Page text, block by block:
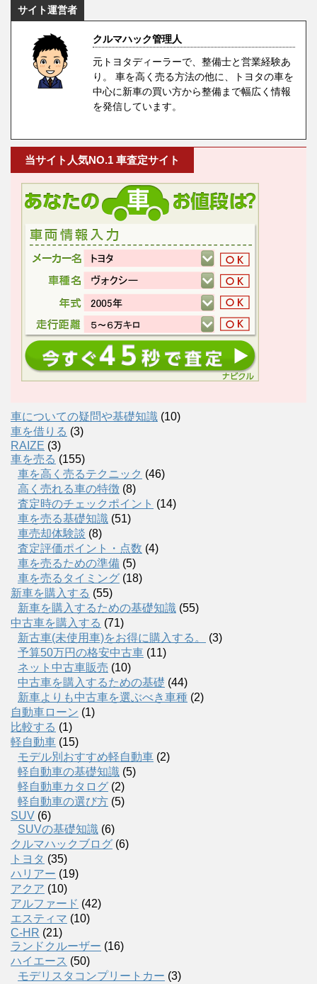
サイト運営者
クルマハック管理人
元トヨタディーラーで、整備士と営業経験あ
り。 車を高く売る方法の他に、トヨタの車を
中心に新車の買い方から整備まで幅広く情報
を発信しています。
当サイト人気NO.1 車査定サイト
車についての疑問や基礎知識 (10)
車を借りる (3)
RAIZE (3)
車を売る (155)
車を高く売るテクニック (46)
高く売れる車の特徴 (8)
査定時のチェックポイント (14)
車を売る基礎知識 (51)
車売却体験談 (8)
査定評価ポイント・点数 (4)
車を売るための準備 (5)
車を売るタイミング (18)
新車を購入する (55)
新車を購入するための基礎知識 (55)
中古車を購入する (71)
新古車(未使用車)をお得に購入する。
(3)
予算50万円の格安中古車 (11)
ネット中古車販売 (10)
中古車を購入するための基礎 (44)
新車よりも中古車を選ぶべき車種 (2)
自動車ローン (1)
比較する (1)
軽自動車 (15)
モデル別おすすめ軽自動車 (2)
軽自動車の基礎知識 (5)
軽自動車カタログ (2)
軽自動車の選び方 (5)
SUV (6)
SUVの基礎知識 (6)
クルマハックブログ (6)
トヨタ (35)
ハリアー (19)
アクア (10)
アルファード (42)
エスティマ (10)
C-HR (21)
ランドクルーザー (16)
ハイエース (50)
モデリスタコンプリートカー (3)